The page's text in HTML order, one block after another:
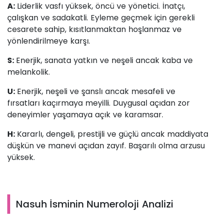
A: Liderlik vasfı yüksek, öncü ve yönetici. İnatçı,
çalışkan ve sadakatli. Eyleme geçmek için gerekli
cesarete sahip, kısıtlanmaktan hoşlanmaz ve
yönlendirilmeye karşı.
S: Enerjik, sanata yatkın ve neşeli ancak kaba ve
melankolik.
U: Enerjik, neşeli ve şanslı ancak mesafeli ve
fırsatları kaçırmaya meyilli. Duygusal açıdan zor
deneyimler yaşamaya açık ve karamsar.
H: Kararlı, dengeli, prestijli ve güçlü ancak maddiyata
düşkün ve manevi açıdan zayıf. Başarılı olma arzusu
yüksek.
Nasuh İsminin Numeroloji Analizi